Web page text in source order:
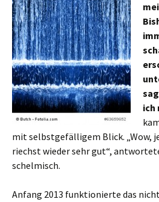
ich
mit selbstgefälligem Blick. „Wow,
riechst wieder sehr gut“,
schelmisch.
Anfang 2013 funktionierte das